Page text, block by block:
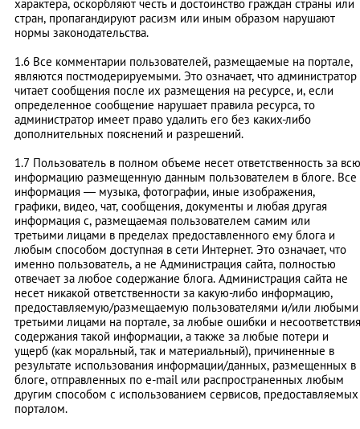
характера, оскорбляют честь и достоинство граждан страны или
стран, пропагандируют расизм или иным образом нарушают
нормы законодательства.
1.6 Все комментарии пользователей, размещаемые на портале,
являются постмодерируемыми. Это означает, что администратор
читает сообщения после их размещения на ресурсе, и, если
определенное сообщение нарушает правила ресурса, то
администратор имеет право удалить его без каких-либо
дополнительных пояснений и разрешений.
1.7 Пользователь в полном объеме несет ответственность за всю
информацию размещенную данным пользователем в блоге. Все
информация — музыка, фотографии, иные изображения,
графики, видео, чат, сообщения, документы и любая другая
информация с, размещаемая пользователем самим или
третьими лицами в пределах предоставленного ему блога и
любым способом доступная в сети Интернет. Это означает, что
именно пользователь, а не Администрация сайта, полностью
отвечает за любое содержание блога. Администрация сайта не
несет никакой ответственности за какую-либо информацию,
предоставляемую/размещаемую пользователями и/или любыми
третьими лицами на портале, за любые ошибки и несоответствия
содержания такой информации, а также за любые потери и
ущерб (как моральный, так и материальный), причиненные в
результате использования информации/данных, размещенных в
блоге, отправленных по e-mail или распространенных любым
другим способом с использованием сервисов, предоставляемых
порталом.